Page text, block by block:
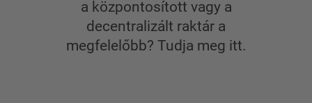
a központosított vagy a
decentralizált raktár a
megfelelőbb? Tudja meg itt.
Egyoldalas karos állvány
Kétoldalas karos állvány
Nagy teherbírású karos állványrendszer